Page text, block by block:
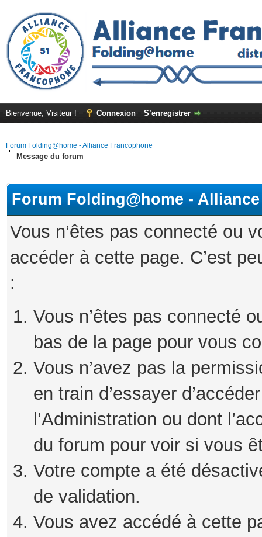
Bienvenue, Visiteur ! Connexion S’enregistrer
Forum Folding@home - Alliance Francophone
Message du forum
Forum Folding@home -
Vous n’êtes pas connecté ou
accéder à cette page. C’est
:
Vous n’êtes pas connecté
bas de la page pour vous
Vous n’avez pas la
en train d’essayer
l’Administration ou dont
du forum pour voir si vous
Votre compte a été
de validation.
Vous avez accédé à cette